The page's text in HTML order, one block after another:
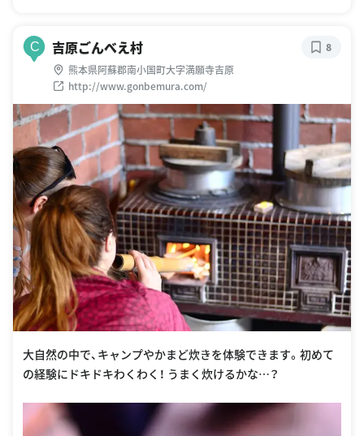
C 吉原ごんべえ村
熊本県阿蘇郡南小国町大字満願寺吉原
http://www.gonbemura.com/
8
大自然の中で、キャンプやかまど炊きを体験できます。初めて
の経験にドキドキわくわく！ うまく炊けるかな…？